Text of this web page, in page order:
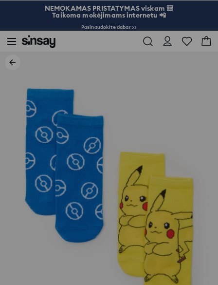
NEMOKAMAS PRISTATYMAS viskam 🎒
Taikoma mokėjimams internetu 📲
Pasinaudokite dabar >>